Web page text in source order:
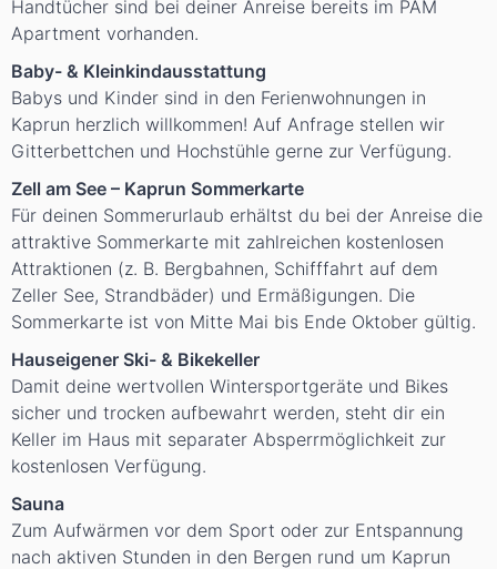
Handtücher sind bei deiner Anreise bereits im PAM
Apartment vorhanden.
Baby- & Kleinkindausstattung
Babys und Kinder sind in den Ferienwohnungen in
Kaprun herzlich willkommen! Auf Anfrage stellen wir
Gitterbettchen und Hochstühle gerne zur Verfügung.
Zell am See – Kaprun Sommerkarte
Für deinen Sommerurlaub erhältst du bei der Anreise die
attraktive Sommerkarte mit zahlreichen kostenlosen
Attraktionen (z. B. Bergbahnen, Schifffahrt auf dem
Zeller See, Strandbäder) und Ermäßigungen. Die
Sommerkarte ist von Mitte Mai bis Ende Oktober gültig.
Hauseigener Ski- & Bikekeller
Damit deine wertvollen Wintersportgeräte und Bikes
sicher und trocken aufbewahrt werden, steht dir ein
Keller im Haus mit separater Absperrmöglichkeit zur
kostenlosen Verfügung.
Sauna
Zum Aufwärmen vor dem Sport oder zur Entspannung
nach aktiven Stunden in den Bergen rund um Kaprun